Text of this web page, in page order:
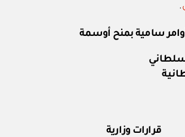
.
سامية بمنح أوسمة
قرارات وزارية